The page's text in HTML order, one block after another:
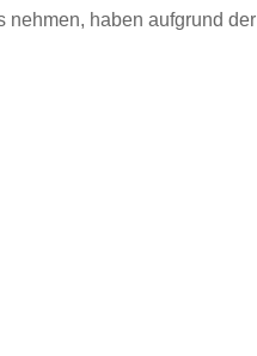
nehmen, haben aufgrund der